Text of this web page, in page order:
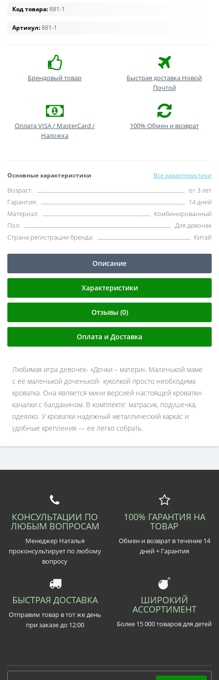
Код товара:881-1
Артикул:881-1
Брендовый товар
Быстрая доставка Новой
Почтой
Оплата VISA / MasterCard /
Наложка
100% Обмен и возврат
Основные характеристики Все характеристики
Возраст:
от 3 лет
Гарантия:
14 дней
Материал:
Комбинированный
Пол:
Для девочек
Страна регистрации бренда:
Китай
Описание
Характеристики
Отзывы (0)
Оплата и Доставка
Любимая игра девочек- «Дочки – матери». Маленькой маме
с ее маленькой доченькой- куколкой просто необходима
кроватка. Она является мини версией настоящей кроватки-
качалки с балдахином. В комплекте: матрасик, подушечка,
одеялко. У кроватки надежный металлический каркас и
удобные крепления — ее легко собрать.
КОНСУЛЬТАЦИИ ПО
ЛЮБЫМ ВОПРОСАМ
Менеджер Наталья
проконсультирует по любому
вопросу
100% ГАРАНТИЯ НА
ТОВАР
Обмен и возврат в течение 14
дней + Гарантия
БЫСТРАЯ ДОСТАВКА
Отправим товар в тот же день
при заказе до 12:00
ШИРОКИЙ
АССОРТИМЕНТ
Более 15 000 товаров для детей